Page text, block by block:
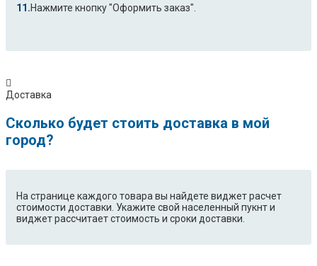
Нажмите кнопку "Оформить заказ".
Доставка
Сколько будет стоить доставка в мой
город?
На странице каждого товара вы найдете виджет расчет
стоимости доставки. Укажите свой населенный пукнт и
виджет рассчитает стоимость и сроки доставки.